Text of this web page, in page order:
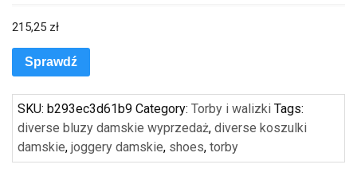
215,25 zł
Sprawdź
SKU: b293ec3d61b9 Category: Torby i walizki Tags:
diverse bluzy damskie wyprzedaż, diverse koszulki
damskie, joggery damskie, shoes, torby